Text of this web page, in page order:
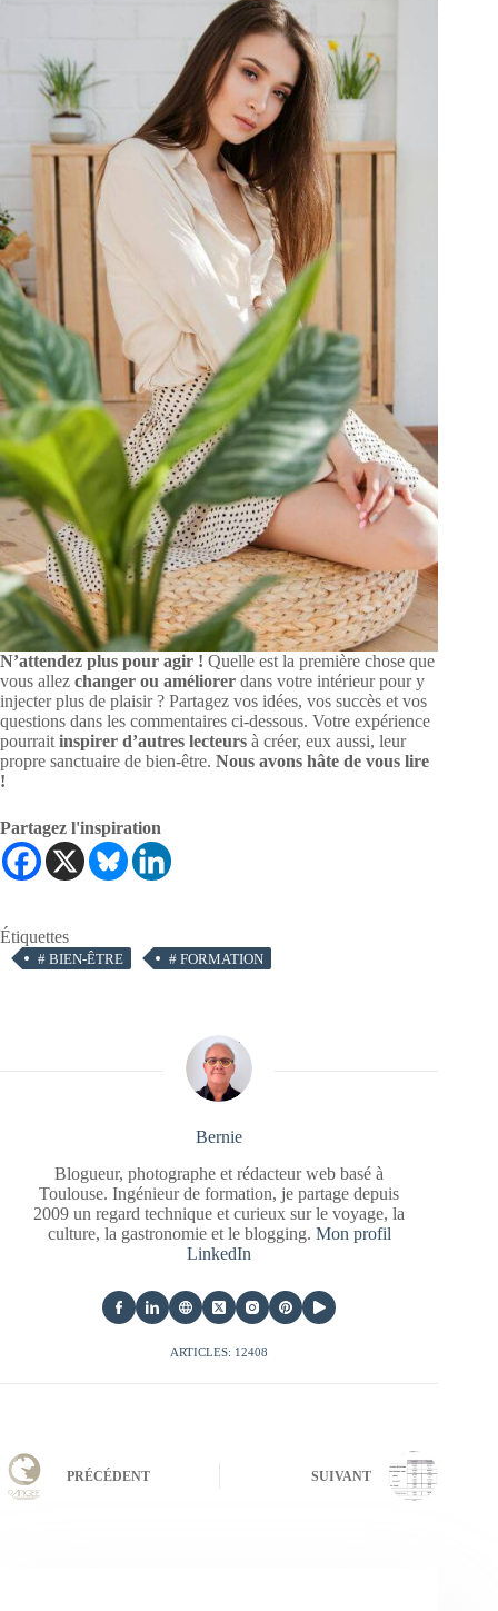
N’attendez plus pour agir ! Quelle est la première chose que
vous allez changer ou améliorer dans votre intérieur pour y
injecter plus de plaisir ? Partagez vos idées, vos succès et vos
questions dans les commentaires ci-dessous. Votre expérience
pourrait inspirer d’autres lecteurs à créer, eux aussi, leur
propre sanctuaire de bien-être. Nous avons hâte de vous lire
!
Partagez l'inspiration
Étiquettes
# BIEN-ÊTRE # FORMATION
Bernie
Blogueur, photographe et rédacteur web basé à
Toulouse. Ingénieur de formation, je partage depuis
2009 un regard technique et curieux sur le voyage, la
culture, la gastronomie et le blogging. Mon profil
LinkedIn
ARTICLES: 12408
PRÉCÉDENT SUIVANT